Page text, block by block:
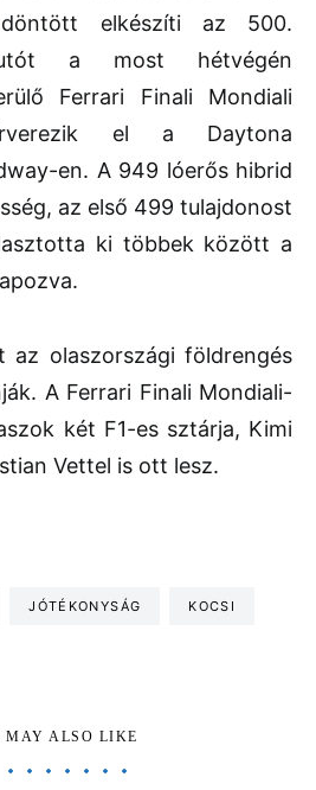
elkészíti az 500.
a most hétvégén
Ferrari Finali Mondiali
el a Daytona
en. A 949 lóerős hibrid
az első 499 tulajdonost
ki többek között a
az olaszországi földrengés
A Ferrari Finali Mondiali-
két F1-es sztárja, Kimi
Vettel is ott lesz.
JÓTÉKONYSÁG KOCSI
MAY ALSO LIKE